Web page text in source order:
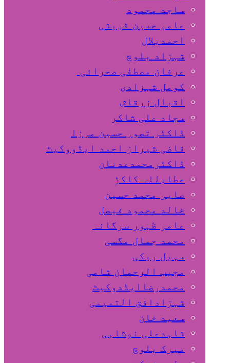
ساجد محمود
عامر حسین قریشی
اﺣﻤﺪﺑﻼل
شہزاد بلوچ
عرفان مصطفٰی صحرائی
کومل شہزادی
اقبال زرقاش
سجاد علی شاکر
ڈاکٹر تصور حسین مرزا
قاضی شیراز احمد ایڈووکیٹ
ڈاکٹرمحمدعدنان
عطاءللہ کاکڑ
صابر محمد حسین
خالد محمود فیصل
عامر ظہور سرگانہ
محمد جمال مگسی
سہیل ريكی
مجیب الرحمان شامی
محمدرضاایڈدوکیٹ
شہزادافق التمیمی
سعید خان
شاہدعلی نوشاہی
میرک بلوچ